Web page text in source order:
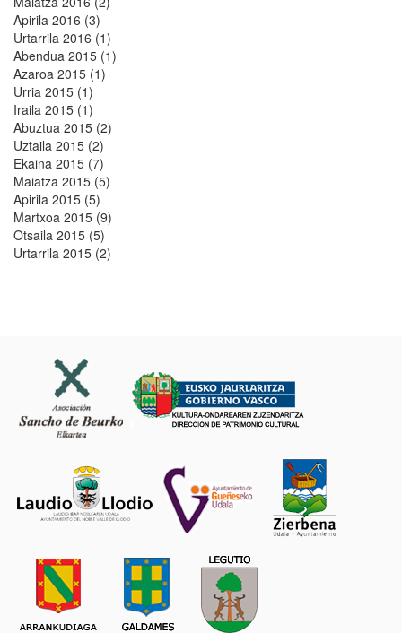
Apirila 2016 (3)
Urtarrila 2016 (1)
Abendua 2015 (1)
Azaroa 2015 (1)
Urria 2015 (1)
Iraila 2015 (1)
Abuztua 2015 (2)
Uztaila 2015 (2)
Ekaina 2015 (7)
Maiatza 2015 (5)
Apirila 2015 (5)
Martxoa 2015 (9)
Otsaila 2015 (5)
Urtarrila 2015 (2)